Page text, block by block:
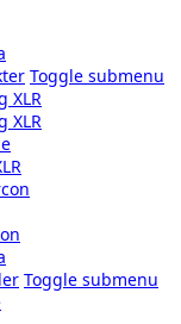
Toggle submenu
XLR
XLR
Toggle submenu